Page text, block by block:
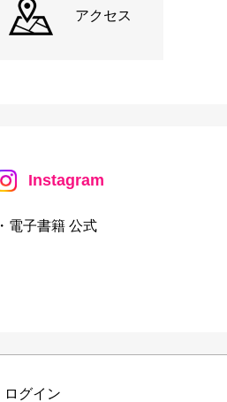
アクセス
Instagram
・電子書籍 公式
ログイン